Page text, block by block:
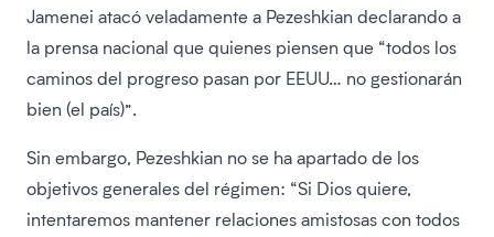
Jamenei atacó veladamente a Pezeshkian declarando a
la prensa nacional que quienes piensen que “todos los
caminos del progreso pasan por EEUU… no gestionarán
bien (el país)”.
Sin embargo, Pezeshkian no se ha apartado de los
objetivos generales del régimen: “Si Dios quiere,
intentaremos mantener relaciones amistosas con todos